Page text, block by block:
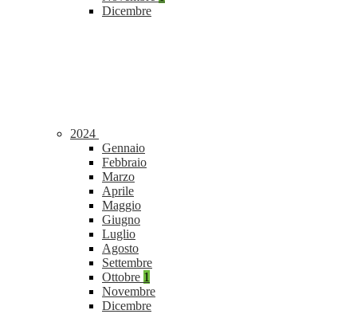
Dicembre
2024
Gennaio
Febbraio
Marzo
Aprile
Maggio
Giugno
Luglio
Agosto
Settembre
Ottobre 1
Novembre
Dicembre